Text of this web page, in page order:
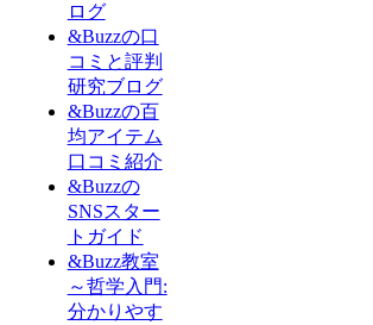
ログ
&Buzzの口
コミと評判
研究ブログ
&Buzzの百
均アイテム
口コミ紹介
&Buzzの
SNSスター
トガイド
&Buzz教室
～哲学入門:
分かりやす